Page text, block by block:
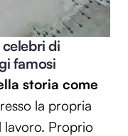
di
famosi
storia come
la propria
lavoro. Proprio